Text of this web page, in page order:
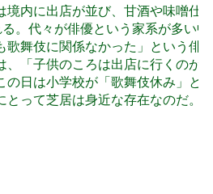
内に出店が並び、甘酒や味噌仕
。代々が俳優という家系が多い中
歌舞伎に関係なかった」という俳
、「子供のころは出店に行くのが
の日は小学校が「歌舞伎休み」と
って芝居は身近な存在なのだ。